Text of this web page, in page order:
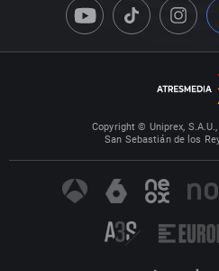
Copyright © Uniprex,
San Sebastián de los